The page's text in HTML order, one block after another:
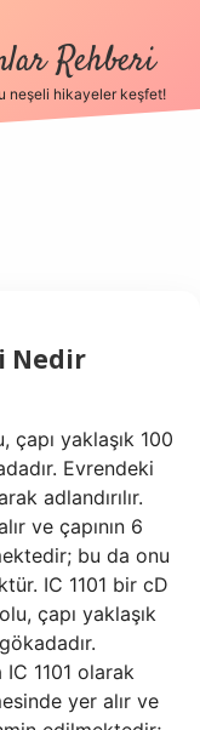
Rehberi
neşeli hikayeler keşfet!
Nedir
çapı yaklaşık 100
Evrendeki
adlandırılır.
ve çapının 6
bu da onu
IC 1101 bir cD
çapı yaklaşık
1101 olarak
yer alır ve